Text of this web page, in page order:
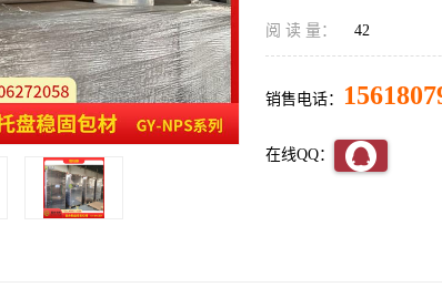
阅 读 量： 42
销售电话：
在线QQ：